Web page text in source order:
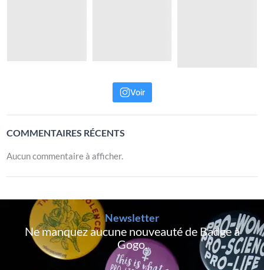
Voir
COMMENTAIRES RÉCENTS
Aucun commentaire à afficher.
Newsletter
Ne manquez aucune nouveauté de Badge à
Gogo,